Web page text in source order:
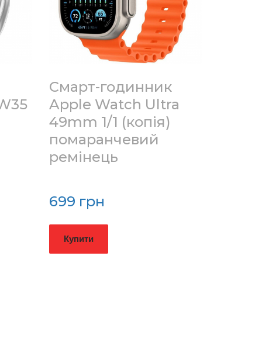
Смарт-годинник
Apple Watch Ultra
49mm 1/1 (копія)
помаранчевий
ремінець
699 грн
Купити